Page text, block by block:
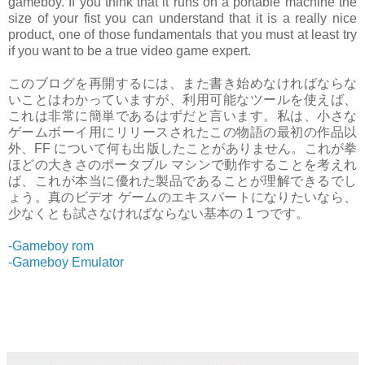
size of your fist you can understand that it is a really nice
product, one of those fundamentals that you must at least try
if you want to be a true video game expert.
このブログを再開するには、また書き始めなければならな
いことはわかっていますが、利用可能なツールを使えば、
これは非常に簡単であるはずだと言います。私は、小さな
ゲームボーイ用にリリースされたこの物語の最初の作品以
外、FF について何も出版したことがありません。これが拳
ほどの大きさのポータブル マシンで動作することを考えれ
ば、これが本当に優れた製品であることが理解できるでし
ょう。真のビデオ ゲームのエキスパートになりたいなら、
少なくとも試さなければならない基本の 1 つです。
-Gameboy rom
-Gameboy Emulator